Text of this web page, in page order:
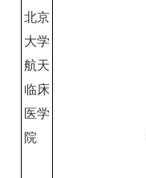
北京
大学
航天
临床
医学
院